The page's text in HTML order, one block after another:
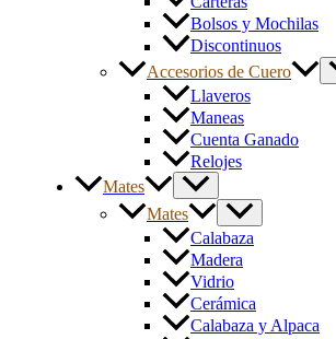
Bolsos y Mochilas
Discontinuos
Accesorios de Cuero
Llaveros
Maneas
Cuenta Ganado
Relojes
Mates
Mates
Calabaza
Madera
Vidrio
Cerámica
Calabaza y Alpaca